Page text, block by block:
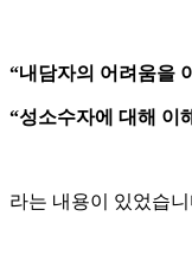
“내담자의 어려움을
“성소수자에 대해 이
라는 내용이 있었습니